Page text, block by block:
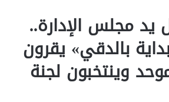
مجلس الإدارة..
بالدقي» يقرون
وينتخبون لجنة